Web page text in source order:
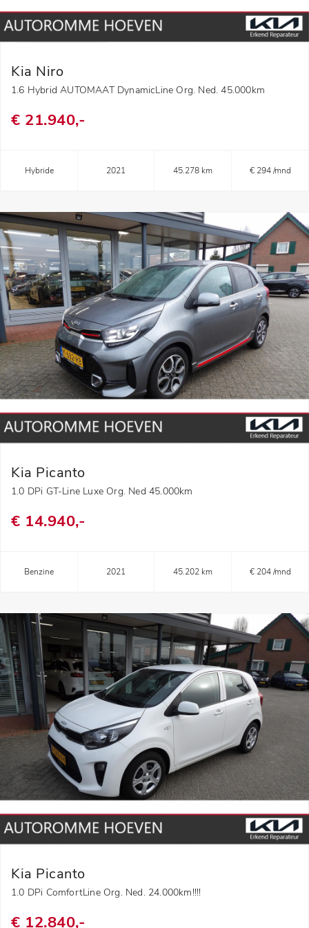
Kia Niro
1.6 Hybrid AUTOMAAT DynamicLine Org. Ned. 45.000km
€ 21.940,-
Hybride 2021 45.278 km € 294 /mnd
Kia Picanto
1.0 DPi GT-Line Luxe Org. Ned 45.000km
€ 14.940,-
Benzine 2021 45.202 km € 204 /mnd
Kia Picanto
1.0 DPi ComfortLine Org. Ned. 24.000km!!!!
€ 12.840,-